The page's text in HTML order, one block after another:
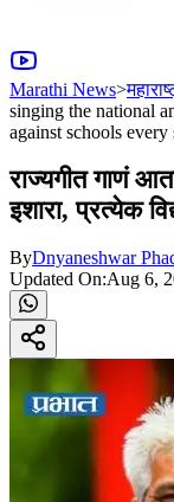
Marathi News>
singing the national
against schools
राज्यगीत गाणं
इशारा, प्रत्येक
ByDnyaneshwar
Updated On:Aug 6,